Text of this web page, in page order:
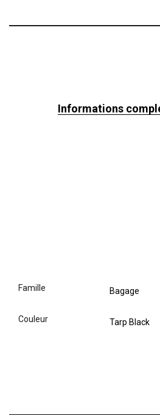
Informations
famille Bagage
couleur Tarp Black